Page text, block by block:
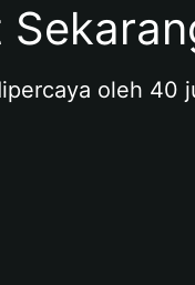
oleh 40